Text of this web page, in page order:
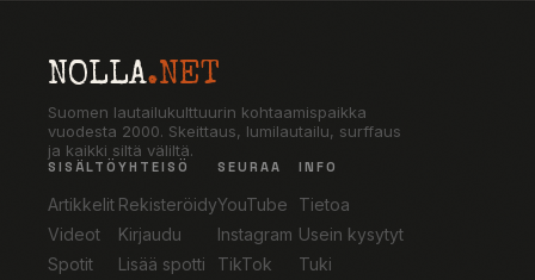
NOLLA.NET
Suomen lautailukulttuurin kohtaamispaikka
vuodesta 2000. Skeittaus, lumilautailu, surffaus
ja kaikki siltä väliltä.
SISÄLTÖ
Artikkelit
Videot
Spotit
YHTEISÖ
Rekisteröidy
Kirjaudu
Lisää spotti
SEURAA
YouTube
Instagram
TikTok
INFO
Tietoa
Usein kysytyt
Tuki